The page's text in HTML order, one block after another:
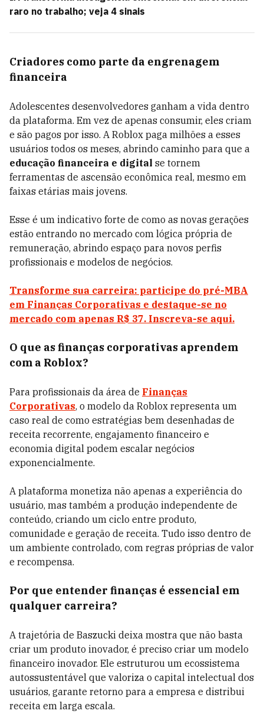
raro no trabalho; veja 4 sinais
Criadores como parte da engrenagem
financeira
Adolescentes desenvolvedores ganham a vida dentro
da plataforma. Em vez de apenas consumir, eles criam
e são pagos por isso. A Roblox paga milhões a esses
usuários todos os meses, abrindo caminho para que a
educação financeira e digital se tornem
ferramentas de ascensão econômica real, mesmo em
faixas etárias mais jovens.
Esse é um indicativo forte de como as novas gerações
estão entrando no mercado com lógica própria de
remuneração, abrindo espaço para novos perfis
profissionais e modelos de negócios.
Transforme sua carreira: participe do pré-MBA
em Finanças Corporativas e destaque-se no
mercado com apenas R$ 37. Inscreva-se aqui.
O que as finanças corporativas aprendem
com a Roblox?
Para profissionais da área de Finanças
Corporativas, o modelo da Roblox representa um
caso real de como estratégias bem desenhadas de
receita recorrente, engajamento financeiro e
economia digital podem escalar negócios
exponencialmente.
A plataforma monetiza não apenas a experiência do
usuário, mas também a produção independente de
conteúdo, criando um ciclo entre produto,
comunidade e geração de receita. Tudo isso dentro de
um ambiente controlado, com regras próprias de valor
e recompensa.
Por que entender finanças é essencial em
qualquer carreira?
A trajetória de Baszucki deixa mostra que não basta
criar um produto inovador, é preciso criar um modelo
financeiro inovador. Ele estruturou um ecossistema
autossustentável que valoriza o capital intelectual dos
usuários, garante retorno para a empresa e distribui
receita em larga escala.